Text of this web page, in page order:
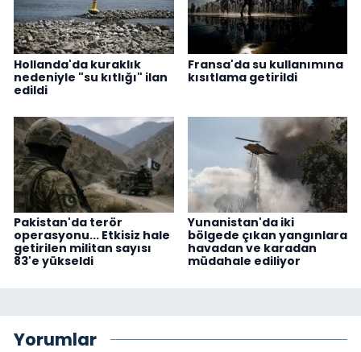
Hollanda'da kuraklık
nedeniyle "su kıtlığı" ilan
edildi
Fransa'da su kullanımına
kısıtlama getirildi
Pakistan'da terör
operasyonu... Etkisiz hale
getirilen militan sayısı
83'e yükseldi
Yunanistan'da iki
bölgede çıkan yangınlara
havadan ve karadan
müdahale ediliyor
Yorumlar